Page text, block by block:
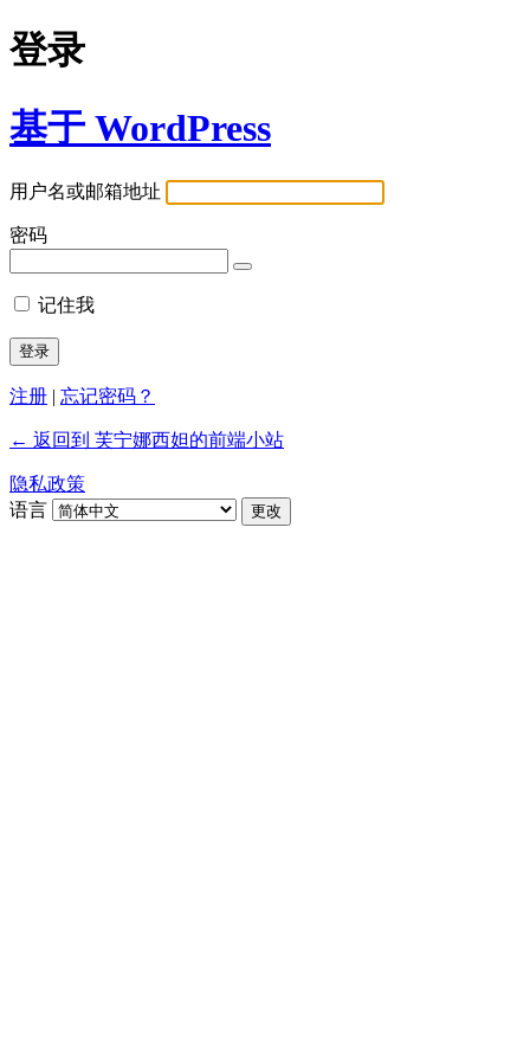
登录
基于 WordPress
用户名或邮箱地址
密码
记住我
注册 | 忘记密码？
← 返回到 芙宁娜西妲的前端小站
隐私政策
语言